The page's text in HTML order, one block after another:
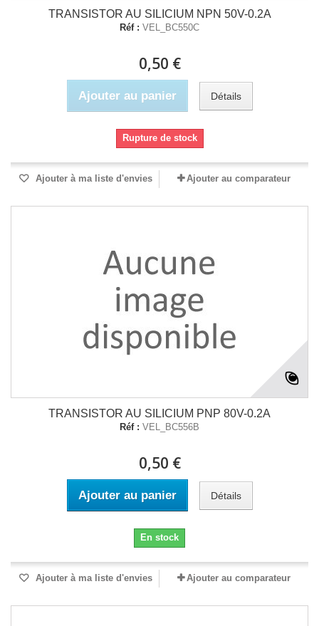
TRANSISTOR AU SILICIUM NPN 50V-0.2A
Réf : VEL_BC550C
0,50 €
Ajouter au panier Détails
Rupture de stock
Ajouter à ma liste d'envies Ajouter au comparateur
TRANSISTOR AU SILICIUM PNP 80V-0.2A
Réf : VEL_BC556B
0,50 €
Ajouter au panier Détails
En stock
Ajouter à ma liste d'envies Ajouter au comparateur